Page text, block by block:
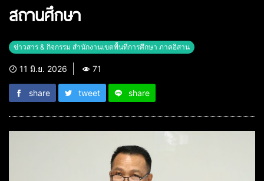
สถานศึกษา
ข่าวสาร & กิจกรรม สำนักงานเขตพื้นที่การศึกษา ภาคอิสาน
11 มิ.ย. 2026 71
share tweet share